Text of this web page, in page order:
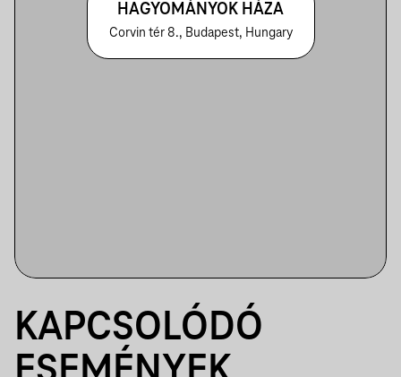
HAGYOMÁNYOK HÁZA
Corvin tér 8., Budapest, Hungary
KAPCSOLÓDÓ